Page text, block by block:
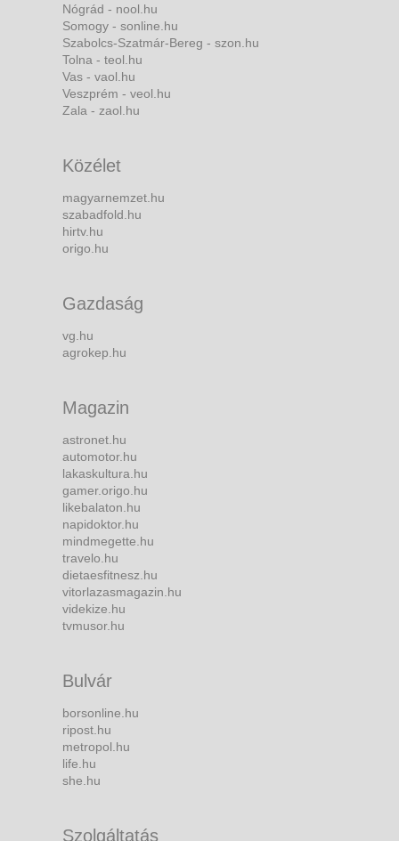
Nógrád - nool.hu
Somogy - sonline.hu
Szabolcs-Szatmár-Bereg - szon.hu
Tolna - teol.hu
Vas - vaol.hu
Veszprém - veol.hu
Zala - zaol.hu
Közélet
magyarnemzet.hu
szabadfold.hu
hirtv.hu
origo.hu
Gazdaság
vg.hu
agrokep.hu
Magazin
astronet.hu
automotor.hu
lakaskultura.hu
gamer.origo.hu
likebalaton.hu
napidoktor.hu
mindmegette.hu
travelo.hu
dietaesfitnesz.hu
vitorlazasmagazin.hu
videkize.hu
tvmusor.hu
Bulvár
borsonline.hu
ripost.hu
metropol.hu
life.hu
she.hu
Szolgáltatás